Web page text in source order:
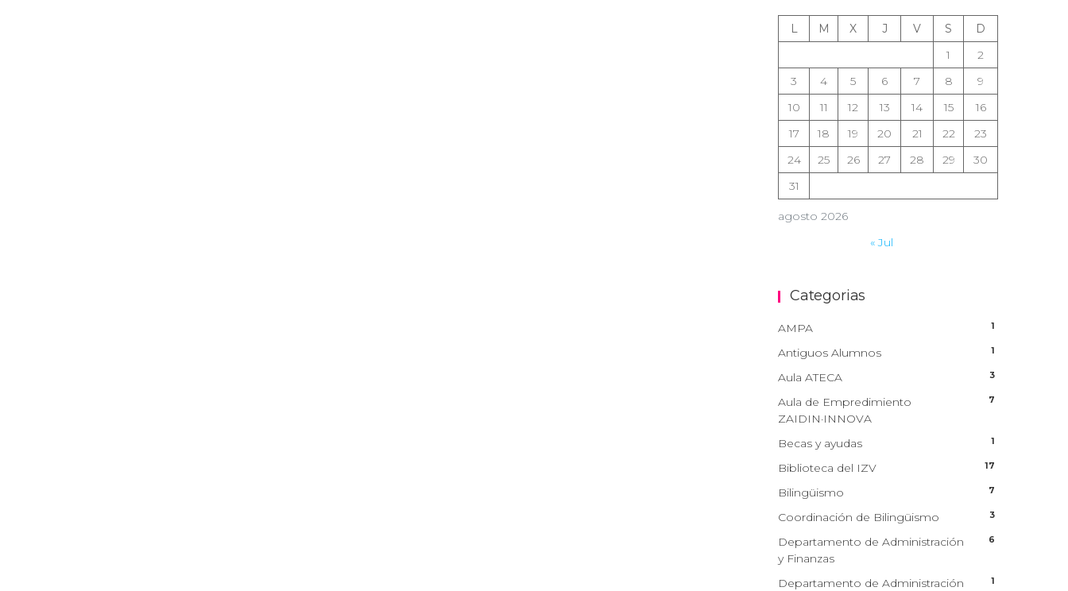
agosto 2026
L M X J V S
D
1
2
3
4 5 6 7 8
9
10
11 12 13 14 15
16
17
18 19 20 21 22
23
24
25 26 27 28 29
30
31
« Jul
Categorias
AMPA 1
Antiguos Alumnos 1
Aula ATECA 3
Aula de Empredimiento
ZAIDIN·INNOVA
7
Becas y ayudas 1
Biblioteca del IZV 17
Bilingüismo 7
Coordinación de Bilingüismo 3
Departamento de Administración
y Finanzas
6
Departamento de Administración
1